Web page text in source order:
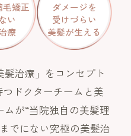
毛矯正
い
療
ダメージを
受けづらい
美髪が生える
髪治療」をコンセプト
つドクターチームと美
が“当院独自の美髪理
でにない究極の美髪治